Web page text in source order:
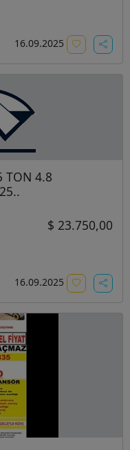
16.09.2025
TON 4.8
$ 23.750,00
16.09.2025